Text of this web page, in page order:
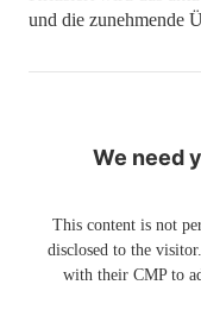
und die zunehmende
We need
This content is not
disclosed to the
with their CMP to